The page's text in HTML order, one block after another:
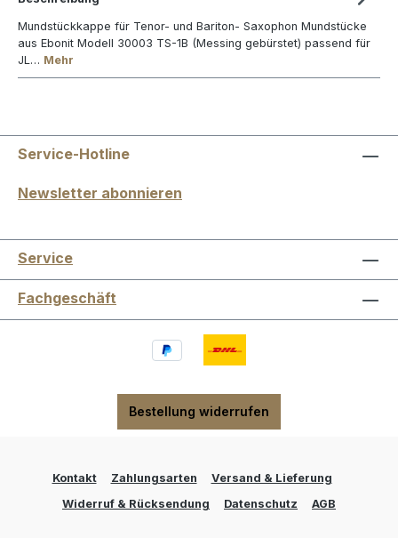
Mundstückkappe für Tenor- und Bariton- Saxophon Mundstücke
aus Ebonit Modell 30003 TS-1B (Messing gebürstet) passend für
JL… Mehr
Service-Hotline
Newsletter abonnieren
Service
Fachgeschäft
Bestellung widerrufen
Kontakt Zahlungsarten
Versand & Lieferung
Widerruf & Rücksendung
Datenschutz AGB